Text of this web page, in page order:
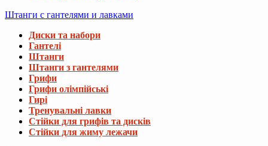
Штанги с гантелями и лавками
Диски та набори
Гантелі
Штанги
Штанги з гантелями
Грифи
Грифи олімпійські
Гирі
Тренувальні лавки
Стійки для грифів та дисків
Стійки для жиму лежачи